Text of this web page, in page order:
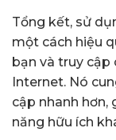
Tổng kết, sử
một cách hiệu
bạn và truy cập
Internet. Nó
cập nhanh hơn,
năng hữu ích